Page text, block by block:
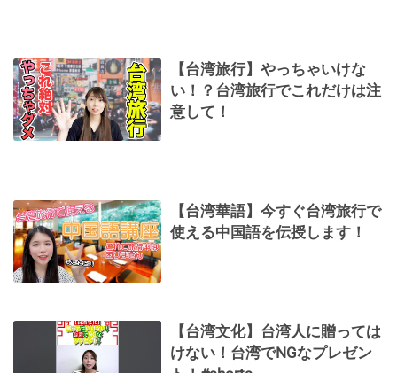
【台湾旅行】やっちゃいけな
い！？台湾旅行でこれだけは注
意して！
【台湾華語】今すぐ台湾旅行で
使える中国語を伝授します！
【台湾文化】台湾人に贈っては
けない！台湾でNGなプレゼン